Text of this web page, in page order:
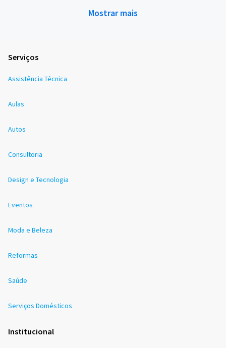
Mostrar mais
Serviços
Assistência Técnica
Aulas
Autos
Consultoria
Design e Tecnologia
Eventos
Moda e Beleza
Reformas
Saúde
Serviços Domésticos
Institucional